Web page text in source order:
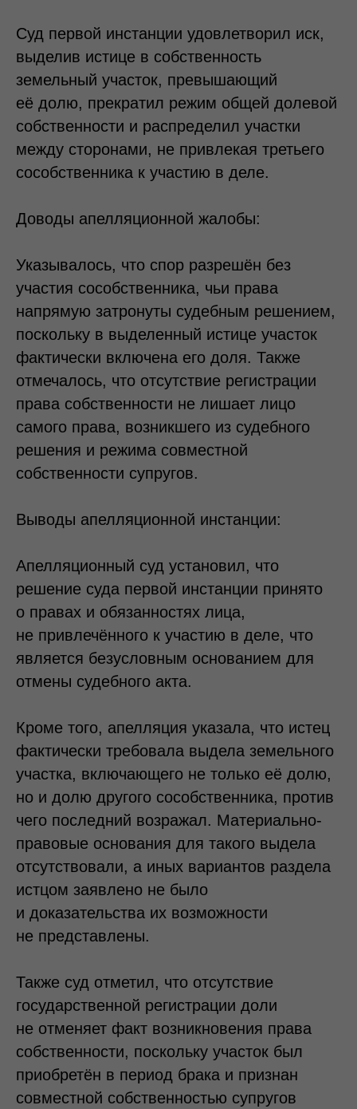
Суд первой инстанции удовлетворил иск,
выделив истице в собственность
земельный участок, превышающий
её долю, прекратил режим общей долевой
собственности и распределил участки
между сторонами, не привлекая третьего
сособственника к участию в деле.
Доводы апелляционной жалобы:
Указывалось, что спор разрешён без
участия сособственника, чьи права
напрямую затронуты судебным решением,
поскольку в выделенный истице участок
фактически включена его доля. Также
отмечалось, что отсутствие регистрации
права собственности не лишает лицо
самого права, возникшего из судебного
решения и режима совместной
собственности супругов.
Выводы апелляционной инстанции:
Апелляционный суд установил, что
решение суда первой инстанции принято
о правах и обязанностях лица,
не привлечённого к участию в деле, что
является безусловным основанием для
отмены судебного акта.
Кроме того, апелляция указала, что истец
фактически требовала выдела земельного
участка, включающего не только её долю,
но и долю другого сособственника, против
чего последний возражал. Материально-
правовые основания для такого выдела
отсутствовали, а иных вариантов раздела
истцом заявлено не было
и доказательства их возможности
не представлены.
Также суд отметил, что отсутствие
государственной регистрации доли
не отменяет факт возникновения права
собственности, поскольку участок был
приобретён в период брака и признан
совместной собственностью супругов